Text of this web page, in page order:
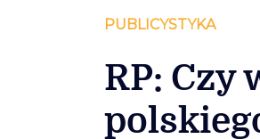
PUBLICYSTYKA
RP: Czy